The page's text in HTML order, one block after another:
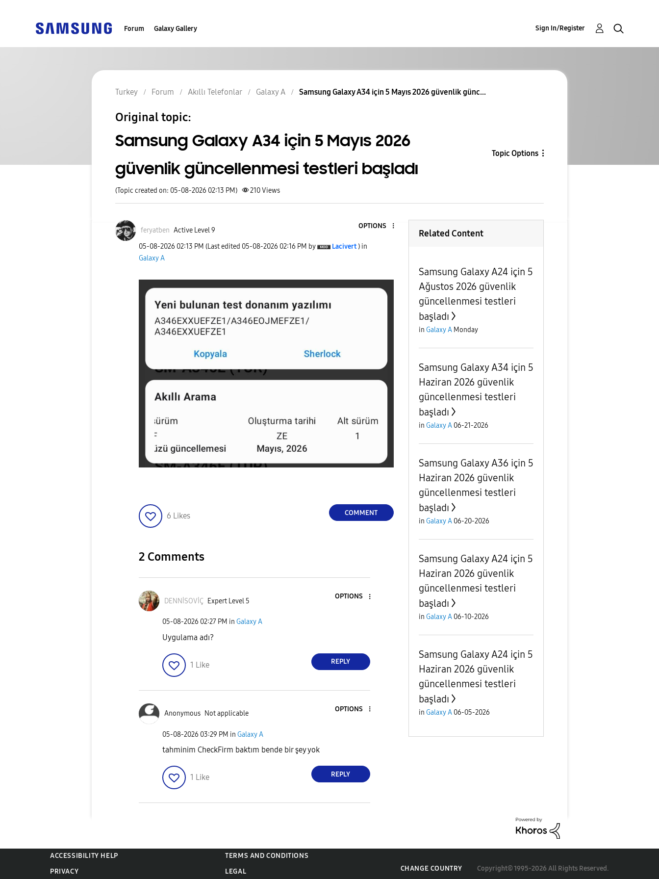
Forum Galaxy Gallery Sign In/Register
Turkey Forum Akıllı Telefonlar Galaxy A Samsung Galaxy A34 için 5 Mayıs 2026 güvenlik günc...
Original topic:
Samsung Galaxy A34 için 5 Mayıs 2026
güvenlik güncellenmesi testleri başladı
Topic Options
(Topic created on: 05-08-2026 02:13 PM) 210Views
feryatben Active Level 9
OPTIONS
‎05-08-2026 02:13 PM (Last edited ‎05-08-2026 02:16 PM by Lacivert ) in
Galaxy A
6 Likes COMMENT
2 Comments
DENNİSOVİÇ Expert Level 5
OPTIONS
‎05-08-2026 02:27 PM in Galaxy A
Uygulama adı?
1 Like REPLY
Anonymous Not applicable
OPTIONS
‎05-08-2026 03:29 PM in Galaxy A
tahminim CheckFirm baktım bende bir şey yok
1 Like REPLY
Related Content
Samsung Galaxy A24 için 5
Ağustos 2026 güvenlik
güncellenmesi testleri
başladı
in Galaxy A Monday
Samsung Galaxy A34 için 5
Haziran 2026 güvenlik
güncellenmesi testleri
başladı
in Galaxy A 06-21-2026
Samsung Galaxy A36 için 5
Haziran 2026 güvenlik
güncellenmesi testleri
başladı
in Galaxy A 06-20-2026
Samsung Galaxy A24 için 5
Haziran 2026 güvenlik
güncellenmesi testleri
başladı
in Galaxy A 06-10-2026
Samsung Galaxy A24 için 5
Haziran 2026 güvenlik
güncellenmesi testleri
başladı
in Galaxy A 06-05-2026
ACCESSIBILITY HELP
TERMS AND CONDITIONS
PRIVACY
LEGAL
CHANGE COUNTRY Copyright© 1995-2026 All Rights Reserved.